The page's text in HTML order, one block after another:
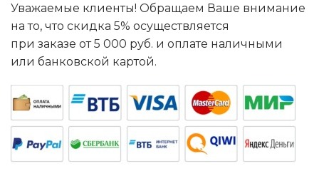
Уважаемые клиенты! Обращаем Ваше внимание
на то, что скидка 5% осуществляется
при заказе от 5 000 руб. и оплате наличными
или банковской картой.